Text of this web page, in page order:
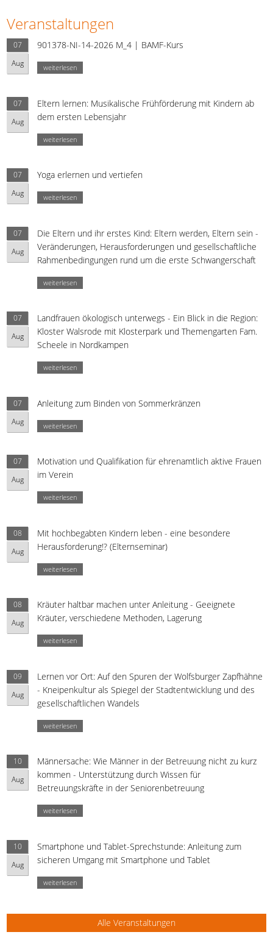
Veranstaltungen
07
Aug
901378-NI-14-2026 M_4 | BAMF-Kurs
weiterlesen
07
Aug
Eltern lernen: Musikalische Frühförderung mit Kindern ab
dem ersten Lebensjahr
weiterlesen
07
Aug
Yoga erlernen und vertiefen
weiterlesen
07
Aug
Die Eltern und ihr erstes Kind: Eltern werden, Eltern sein -
Veränderungen, Herausforderungen und gesellschaftliche
Rahmenbedingungen rund um die erste Schwangerschaft
weiterlesen
07
Aug
Landfrauen ökologisch unterwegs - Ein Blick in die Region:
Kloster Walsrode mit Klosterpark und Themengarten Fam.
Scheele in Nordkampen
weiterlesen
07
Aug
Anleitung zum Binden von Sommerkränzen
weiterlesen
07
Aug
Motivation und Qualifikation für ehrenamtlich aktive Frauen
im Verein
weiterlesen
08
Aug
Mit hochbegabten Kindern leben - eine besondere
Herausforderung!? (Elternseminar)
weiterlesen
08
Aug
Kräuter haltbar machen unter Anleitung - Geeignete
Kräuter, verschiedene Methoden, Lagerung
weiterlesen
09
Aug
Lernen vor Ort: Auf den Spuren der Wolfsburger Zapfhähne
- Kneipenkultur als Spiegel der Stadtentwicklung und des
gesellschaftlichen Wandels
weiterlesen
10
Aug
Männersache: Wie Männer in der Betreuung nicht zu kurz
kommen - Unterstützung durch Wissen für
Betreuungskräfte in der Seniorenbetreuung
weiterlesen
10
Aug
Smartphone und Tablet-Sprechstunde: Anleitung zum
sicheren Umgang mit Smartphone und Tablet
weiterlesen
Alle Veranstaltungen